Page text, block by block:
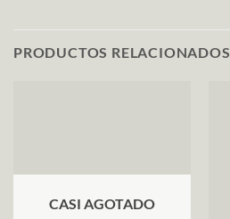
PRODUCTOS RELACIONADOS
CASI AGOTADO